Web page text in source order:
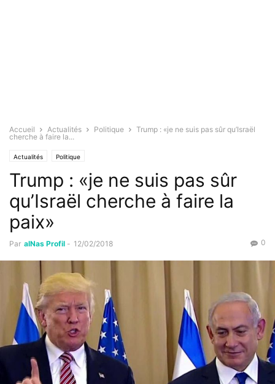
Accueil Actualités Politique
Trump : «je ne suis pas sûr qu’Israël
cherche à faire la...
Actualités Politique
Trump : «je ne suis pas sûr
qu’Israël cherche à faire la
paix»
Par alNas Profil - 12/02/2018 0